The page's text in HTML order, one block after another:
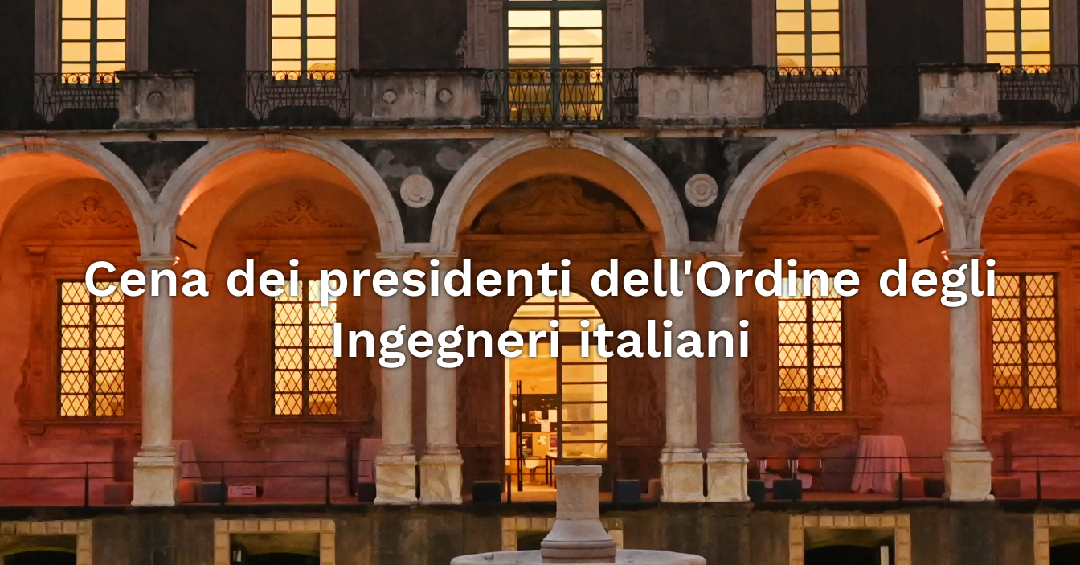
Cena dei presidenti dell'Ordine degli
Ingegneri italiani